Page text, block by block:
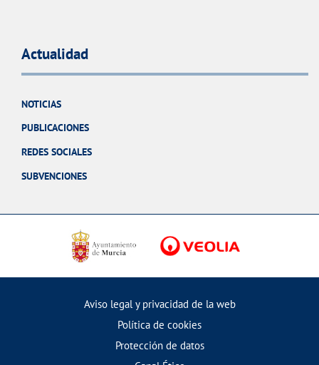
Actualidad
NOTICIAS
PUBLICACIONES
REDES SOCIALES
SUBVENCIONES
Aviso legal y privacidad de la web
Política de cookies
Protección de datos